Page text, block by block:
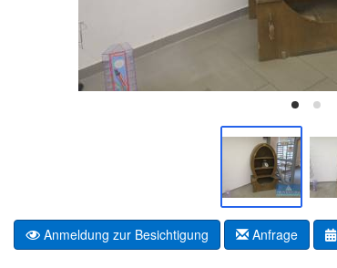
Anmeldung zur Besichtigung Anfrage